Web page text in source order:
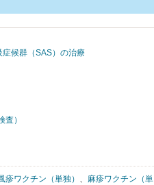
候群（SAS）の治療
）
疹ワクチン（単独） 、 麻疹ワクチン（単